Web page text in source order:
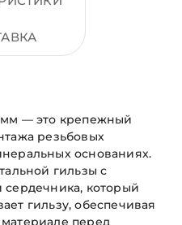
— это крепежный
резьбовых
основаниях.
гильзы с
который
гильзу, обеспечивая
перед